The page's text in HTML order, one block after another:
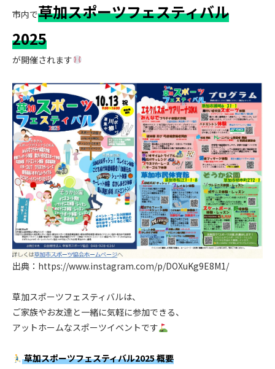
市内で草加スポーツフェスティバル
2025
が開催されます
出典： https://www.instagram.com/p/DOXuKg9E8M1/
草加スポーツフェスティバルは、
ご家族やお友達と一緒に気軽に参加できる、
アットホームなスポーツイベントです
草加スポーツフェスティバル2025 概要